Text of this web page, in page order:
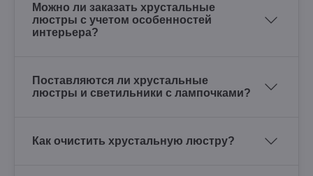
Можно ли заказать хрустальные
люстры с учетом особенностей
интерьера?
Поставляются ли хрустальные
люстры и светильники с лампочками?
Как очистить хрустальную люстру?